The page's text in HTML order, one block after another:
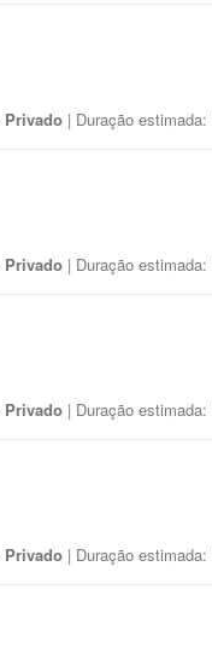
Privado | Duração estimada:
Privado | Duração estimada:
Privado | Duração estimada:
Privado | Duração estimada: